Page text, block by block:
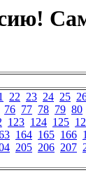
22 23 24 25
76 77 78 79 80
123 124 125
164 165 166
205 206 207